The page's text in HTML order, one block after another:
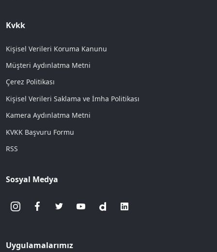
Kvkk
Kişisel Verileri Koruma Kanunu
Müşteri Aydınlatma Metni
Çerez Politikası
Kişisel Verileri Saklama ve İmha Politikası
Kamera Aydınlatma Metni
KVKK Başvuru Formu
RSS
Sosyal Medya
Uygulamalarımız